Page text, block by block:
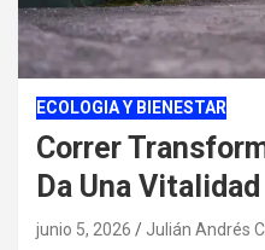
ECOLOGIA Y BIENESTAR
Correr
Da Una
junio 5, 2026 Julián Andrés